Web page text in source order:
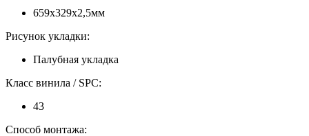
659х329х2,5мм
Рисунок укладки:
Палубная укладка
Класс винила / SPC:
43
Способ монтажа: